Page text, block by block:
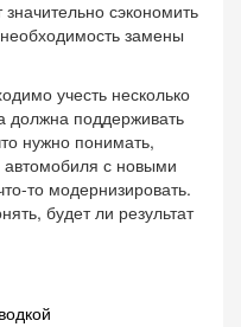
сэкономить
замены
учесть несколько
поддерживать
нужно понимать,
с новыми
то модернизировать.
будет ли результат